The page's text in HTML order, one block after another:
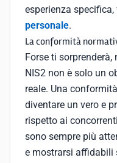
esperienza specifica,
personale.
La conformità
Forse ti sorprenderà,
NIS2 non è solo un
reale. Una
diventare un vero e
rispetto ai
sono sempre più
e mostrarsi affidabili